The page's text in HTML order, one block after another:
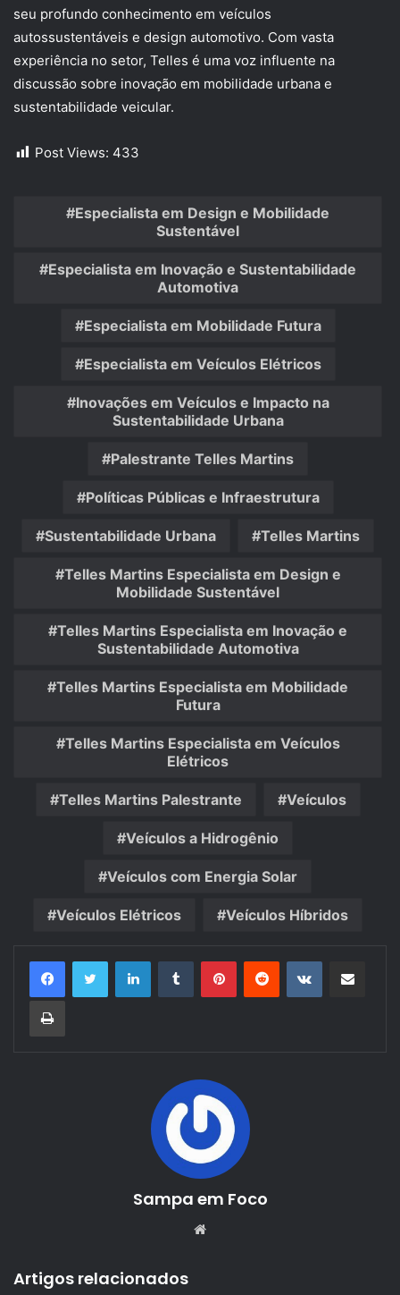
seu profundo conhecimento em veículos
autossustentáveis e design automotivo. Com vasta
experiência no setor, Telles é uma voz influente na
discussão sobre inovação em mobilidade urbana e
sustentabilidade veicular.
Post Views: 433
Especialista em Design e Mobilidade
Sustentável
Especialista em Inovação e Sustentabilidade
Automotiva
Especialista em Mobilidade Futura
Especialista em Veículos Elétricos
Inovações em Veículos e Impacto na
Sustentabilidade Urbana
Palestrante Telles Martins
Políticas Públicas e Infraestrutura
Sustentabilidade Urbana Telles Martins
Telles Martins Especialista em Design e
Mobilidade Sustentável
Telles Martins Especialista em Inovação e
Sustentabilidade Automotiva
Telles Martins Especialista em Mobilidade
Futura
Telles Martins Especialista em Veículos
Elétricos
Telles Martins Palestrante Veículos
Veículos a Hidrogênio
Veículos com Energia Solar
Veículos Elétricos Veículos Híbridos
LinkedinTumblr PinterestReddit VK
Imprimir
Sampa em Foco
Website
Artigos relacionados